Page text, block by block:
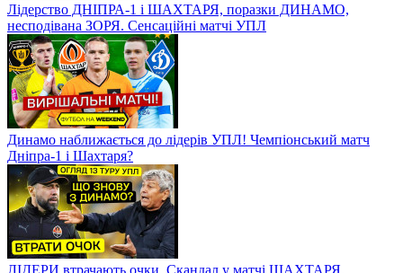
Лідерство ДНІПРА-1 і ШАХТАРЯ, поразки ДИНАМО,
несподівана ЗОРЯ. Сенсаційні матчі УПЛ
Динамо наближається до лідерів УПЛ! Чемпіонський матч
Дніпра-1 і Шахтаря?
ЛІДЕРИ втрачають очки. Скандал у матчі ШАХТАРЯ.